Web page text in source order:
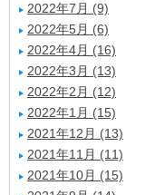
2022年7月 (9)
2022年5月 (6)
2022年4月 (16)
2022年3月 (13)
2022年2月 (12)
2022年1月 (15)
2021年12月 (13)
2021年11月 (11)
2021年10月 (15)